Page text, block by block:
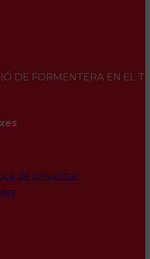
DE FORMENTERA EN EL
de privacitat